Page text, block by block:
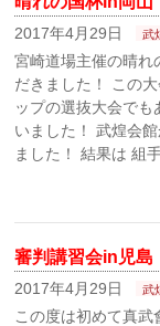
2017年4月29日 武
宮崎道場主催の晴れ
だきました！ この
ップの選抜大会でも
いました！ 武煌会
ました！ 結果は 組
審判講習会in児島
2017年4月29日 武
この度は初めて真